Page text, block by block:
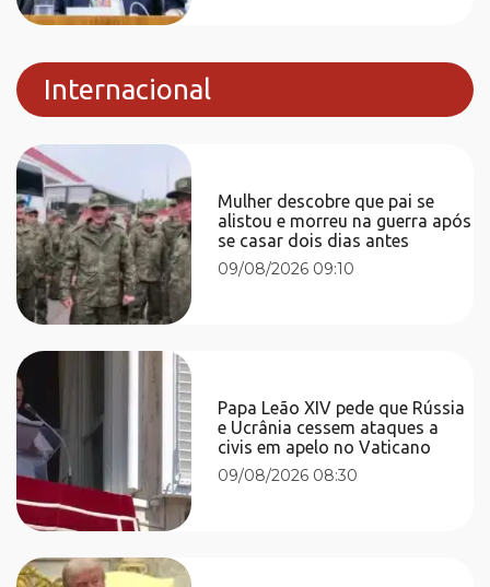
Internacional
Mulher descobre que pai se
alistou e morreu na guerra após
se casar dois dias antes
09/08/2026 09:10
Papa Leão XIV pede que Rússia
e Ucrânia cessem ataques a
civis em apelo no Vaticano
09/08/2026 08:30